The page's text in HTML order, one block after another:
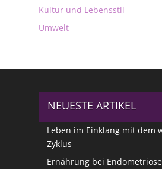
Kultur und Lebensstil
Umwelt
NEUESTE ARTIKEL
Leben im Einklang mit dem
Zyklus
Ernährung bei